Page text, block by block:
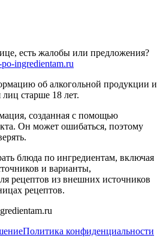
есть жалобы или предложения?
ingredientam.ru
об алкогольной продукции и
лиц старше 18 лет.
созданная с помощью
Он может ошибаться, поэтому
блюда по ингредиентам, включая
и варианты,
рецептов из внешних источников
рецептов.
Политика конфиденциальности